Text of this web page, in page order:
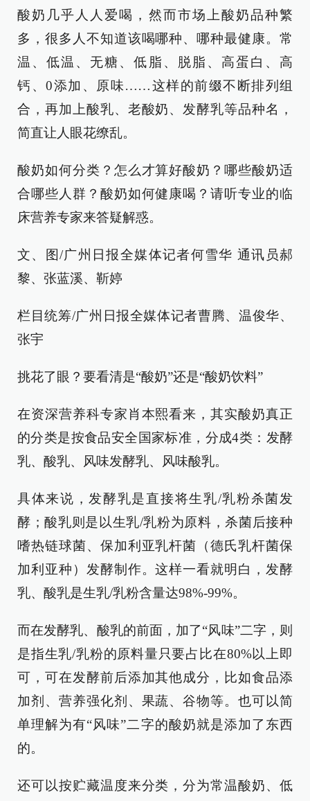
酸奶几乎人人爱喝，然而市场上酸奶品种繁
多，很多人不知道该喝哪种、哪种最健康。常
温、低温、无糖、低脂、脱脂、高蛋白、高
钙、0添加、原味……这样的前缀不断排列组
合，再加上酸乳、老酸奶、发酵乳等品种名，
简直让人眼花缭乱。
酸奶如何分类？怎么才算好酸奶？哪些酸奶适
合哪些人群？酸奶如何健康喝？请听专业的临
床营养专家来答疑解惑。
文、图/广州日报全媒体记者何雪华 通讯员郝
黎、张蓝溪、靳婷
栏目统筹/广州日报全媒体记者曹腾、温俊华、
张宇
挑花了眼？要看清是“酸奶”还是“酸奶饮料”
在资深营养科专家肖本熙看来，其实酸奶真正
的分类是按食品安全国家标准，分成4类：发酵
乳、酸乳、风味发酵乳、风味酸乳。
具体来说，发酵乳是直接将生乳/乳粉杀菌发
酵；酸乳则是以生乳/乳粉为原料，杀菌后接种
嗜热链球菌、保加利亚乳杆菌（德氏乳杆菌保
加利亚种）发酵制作。这样一看就明白，发酵
乳、酸乳是生乳/乳粉含量达98%-99%。
而在发酵乳、酸乳的前面，加了“风味”二字，则
是指生乳/乳粉的原料量只要占比在80%以上即
可，可在发酵前后添加其他成分，比如食品添
加剂、营养强化剂、果蔬、谷物等。也可以简
单理解为有“风味”二字的酸奶就是添加了东西
的。
还可以按贮藏温度来分类，分为常温酸奶、低